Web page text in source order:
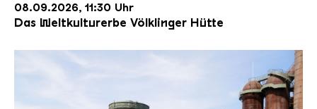
08.09.2026, 11:30 Uhr
Das Weltkulturerbe Völklinger Hütte